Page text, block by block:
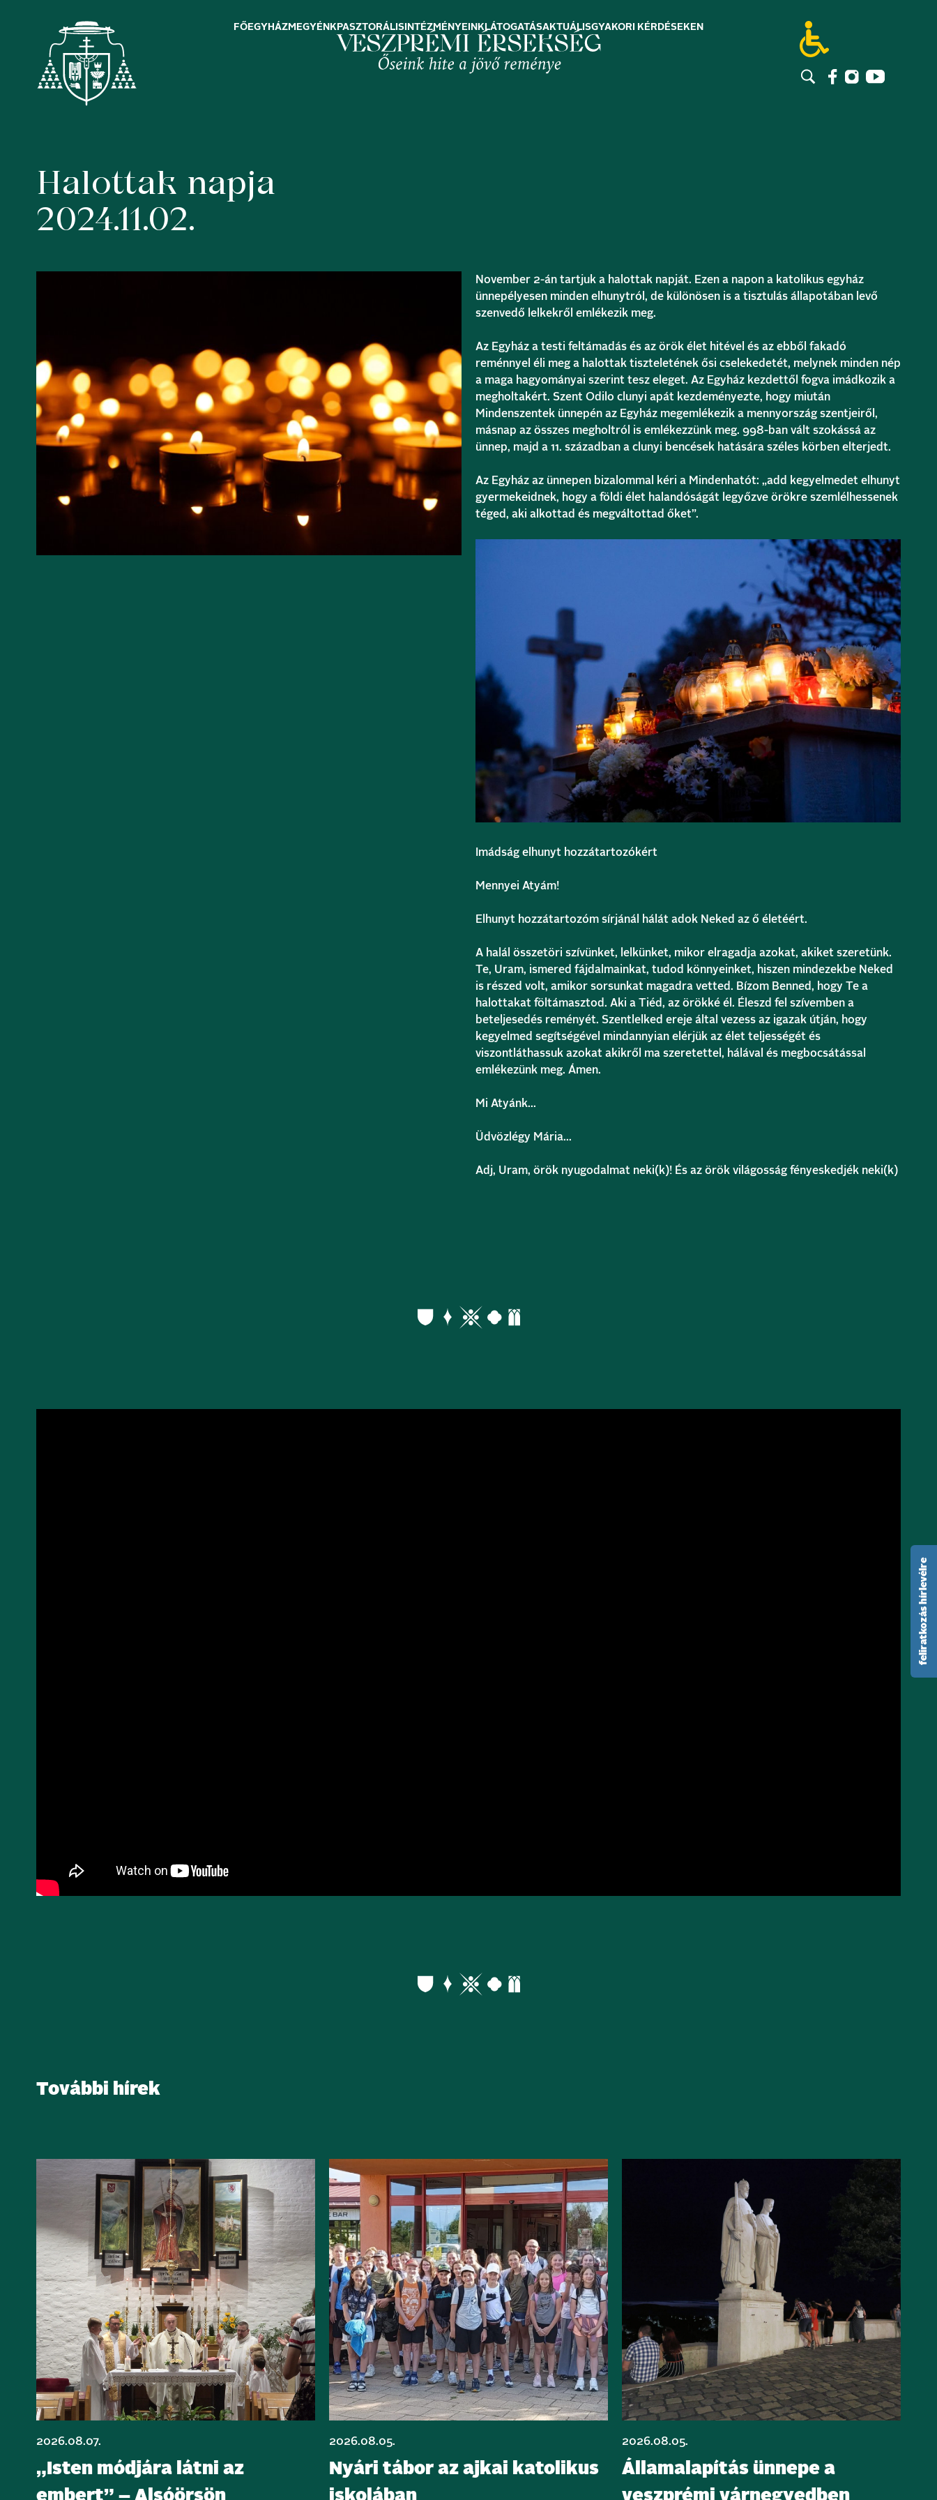
FŐEGYHÁZMEGYÉNK PASZTORÁLIS INTÉZMÉNYEINK LÁTOGATÁSAKTUÁLISGYAKORI KÉRDÉSEK EN
Halottak napja
2024.11.02.
November 2-án tartjuk a halottak napját. Ezen a napon a katolikus egyház
ünnepélyesen minden elhunytról, de különösen is a tisztulás állapotában levő
szenvedő lelkekről emlékezik meg.
Az Egyház a testi feltámadás és az örök élet hitével és az ebből fakadó
reménnyel éli meg a halottak tiszteletének ősi cselekedetét, melynek minden nép
a maga hagyományai szerint tesz eleget. Az Egyház kezdettől fogva imádkozik a
megholtakért. Szent Odilo clunyi apát kezdeményezte, hogy miután
Mindenszentek ünnepén az Egyház megemlékezik a mennyország szentjeiről,
másnap az összes megholtról is emlékezzünk meg. 998-ban vált szokássá az
ünnep, majd a 11. században a clunyi bencések hatására szé les körben elterjedt.
Az Egyház az ünnepen bizalommal kéri a Mindenhatót: „add kegyelmedet elhunyt
gyermekeidnek, hogy a földi élet halandóságát legyőzve örökre szemlélhessenek
téged, aki alkottad és megváltottad őket”.
Imádság elhunyt hozzátartozókért
Mennyei Atyám!
Elhunyt hozzátartozóm sírjánál hálát adok Neked az ő életéért.
A halál összetöri szívünket, lelkünket, mikor elragadja azokat, akiket szeretünk.
Te, Uram, ismered fájdalmainkat, tudod könnyeinket, hiszen mindezekbe Neked
is részed volt, amikor sorsunkat magadra vetted. Bízom Benned, hogy Te a
halottakat föltámasztod. Aki a Tiéd, az örökké él. Éleszd fel szívemben a
beteljesedés reményét. Szentlelked ereje által vezess az igazak útján, hogy
kegyelmed segítségével mindannyian elérjük az élet teljességét és
viszontláthassuk azokat akikről ma szeretettel, hálával és megbocsátással
emlékezünk meg. Ámen.
Mi Atyánk…
Üdvözlégy Mária…
Adj, Uram, örök nyugodalmat neki(k)! És az örök világosság fényeskedjék neki(k)
További hírek
2026.08.07.
„Isten módjára látni az
embert” – Alsóörsön
2026.08.05.
Nyári tábor az ajkai katolikus
iskolában
2026.08.05.
Államalapítás ünnepe a
veszprémi várnegyedben
feliratkozás hírlevélre